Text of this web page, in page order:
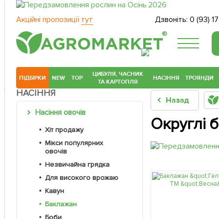
Акційні пропозиції тут Дзвоніть: 0 (93)
®
ПІДБІРКИ NEW TOP
ЦИБУЛЯ, ЧАСНИК
ТА КАРТОПЛЯ
НАСІННЯ ТРОЯНДИ
НАСІННЯ
Насіння овочів
Хіт продажу
Мікси популярних
овочів
Незвичайна грядка
Для високого врожаю
Кавун
Баклажан
Назад
Округлі